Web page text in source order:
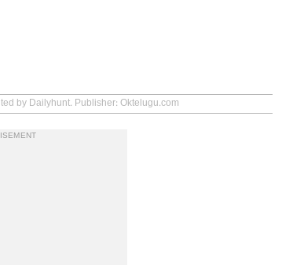
by Dailyhunt. Publisher: Oktelugu.com